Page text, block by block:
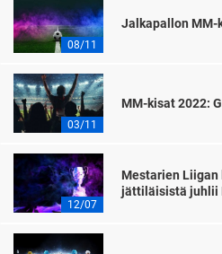
08/11
Jalkapallon MM-
03/11
MM-kisat 2022:
12/07
Mestarien
jättiläisistä juhlii